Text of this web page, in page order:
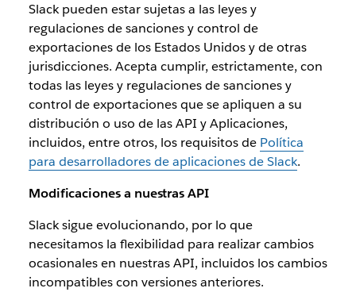
Slack pueden estar sujetas a las leyes y
regulaciones de sanciones y control de
exportaciones de los Estados Unidos y de otras
jurisdicciones. Acepta cumplir, estrictamente, con
todas las leyes y regulaciones de sanciones y
control de exportaciones que se apliquen a su
distribución o uso de las API y Aplicaciones,
incluidos, entre otros, los requisitos de Política
para desarrolladores de aplicaciones de Slack.
Modificaciones a nuestras API
Slack sigue evolucionando, por lo que
necesitamos la flexibilidad para realizar cambios
ocasionales en nuestras API, incluidos los cambios
incompatibles con versiones anteriores.